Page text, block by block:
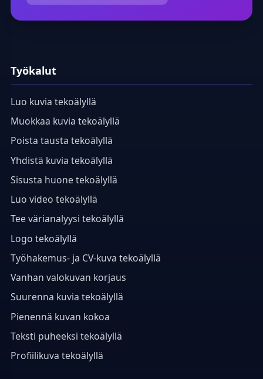
Työkalut
Luo kuvia tekoälyllä
Muokkaa kuvia tekoälyllä
Poista tausta tekoälyllä
Yhdistä kuvia tekoälyllä
Sisusta huone tekoälyllä
Luo video tekoälyllä
Tee värianalyysi tekoälyllä
Logo tekoälyllä
Työhakemus- ja CV-kuva tekoälyllä
Vanhan valokuvan korjaus
Suurenna kuvia tekoälyllä
Pienennä kuvan kokoa
Teksti puheeksi tekoälyllä
Profiilikuva tekoälyllä